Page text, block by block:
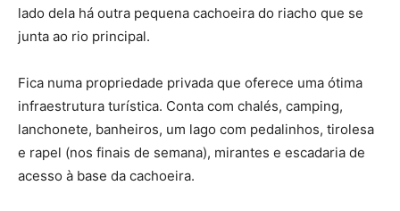
lado dela há outra pequena cachoeira do riacho que se
junta ao rio principal.
Fica numa propriedade privada que oferece uma ótima
infraestrutura turística. Conta com chalés, camping,
lanchonete, banheiros, um lago com pedalinhos, tirolesa
e rapel (nos finais de semana), mirantes e escadaria de
acesso à base da cachoeira.